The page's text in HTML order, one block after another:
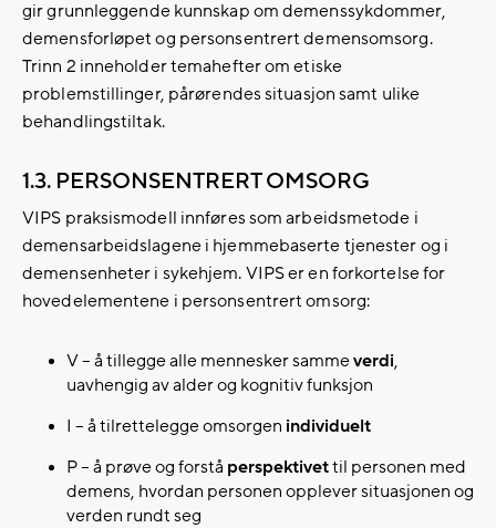
gir grunnleggende kunnskap om demenssykdommer,
demensforløpet og personsentrert demensomsorg.
Trinn 2 inneholder temahefter om etiske
problemstillinger, pårørendes situasjon samt ulike
behandlingstiltak.
1.3. PERSONSENTRERT OMSORG
VIPS praksismodell innføres som arbeidsmetode i
demensarbeidslagene i hjemmebaserte tjenester og i
demensenheter i sykehjem. VIPS er en forkortelse for
hovedelementene i personsentrert omsorg:
V – å tillegge alle mennesker sammeverdi,
uavhengig av alder og kognitiv funksjon
I – å tilrettelegge omsorgen individuelt
P – å prøve og forstå perspektivettil personen med
demens, hvordan personen opplever situasjonen og
verden rundt seg